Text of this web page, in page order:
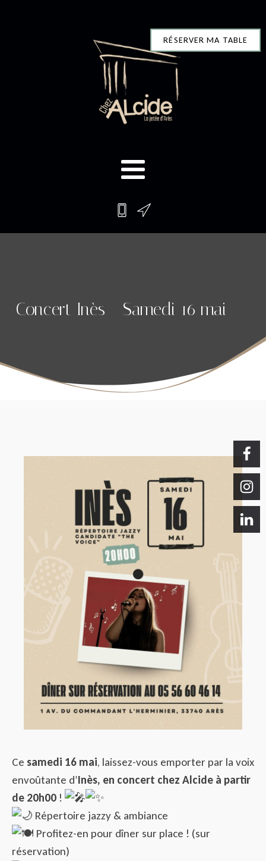
RÉSERVER MA TABLE
Concert Inès - Samedi 16 mai
Ce samedi 16 mai, laissez-vous emporter par la voix
envoûtante d’Inès, en concert chez Alcide à partir
de 20h00 !
Répertoire jazzy & ambiance
Profitez-en pour dîner sur place ! (sur
réservation)